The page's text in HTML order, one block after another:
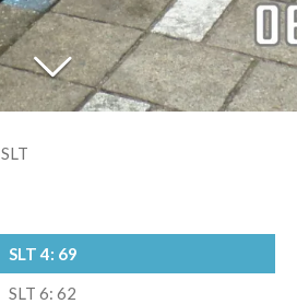
SLT
SLT 4: 69
SLT 6: 62